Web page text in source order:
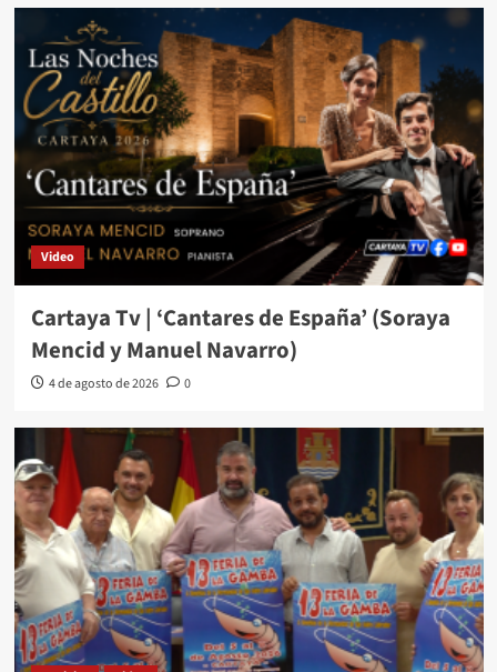
Video
Cartaya Tv | ‘Cantares de España’ (Soraya
Mencid y Manuel Navarro)
4 de agosto de 2026 0